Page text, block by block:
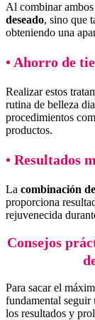
Al combinar
deseado, sino que
obteniendo una
• Ahorro de
Realizar estos
rutina de belleza
procedimientos
productos.
• Resultados
La combinación
proporciona
rejuvenecida
Consejos
Para sacar el
fundamental seguir
los resultados y